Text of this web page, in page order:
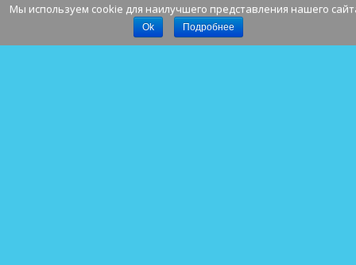
Мы используем cookie для наилучшего представления нашего
Ok Подробнее
Наверх